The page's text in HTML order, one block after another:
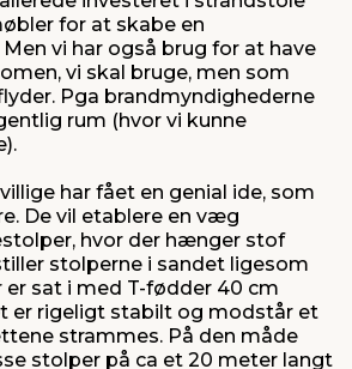
for at skabe en
vi har også brug for at have
vi skal bruge, men som
Pga brandmyndighederne
rum (hvor vi kunne
har fået en genial ide, som
De vil etablere en væg
hvor der hænger stof
stolperne i sandet ligesom
sat i med T-fødder 40 cm
er rigeligt stabilt og modstår et
strammes. På den måde
stolper på ca et 20 meter langt